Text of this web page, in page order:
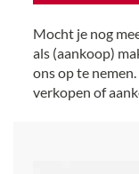
Mocht je nog
als (aankoop)
ons op te
verkopen of